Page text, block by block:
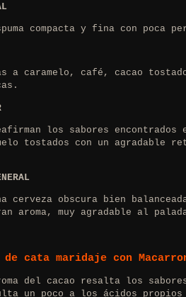
compacta y fina con
a caramelo, café, cacao
los sabores
tostados con un agradable
cerveza obscura bien
aroma, muy agradable al
de cata maridaje con
del cacao resalta los
un poco a los ácidos propios